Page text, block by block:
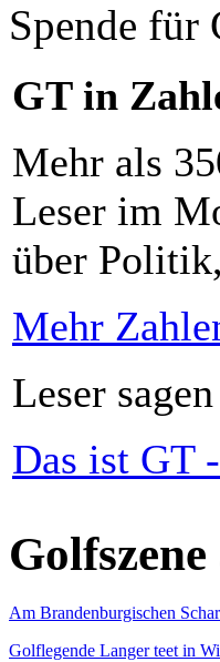
Spende für
GT in
Mehr als
Leser im
über
Mehr
Leser
Das ist GT
Am Brandenburgischen
Golflegende Langer teet in